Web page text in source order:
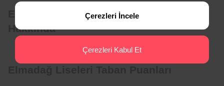
Elmadağ Anadolu İmam Hatip Liseleri
Hakkında
Çerezleri İncele
Çerezleri Kabul Et